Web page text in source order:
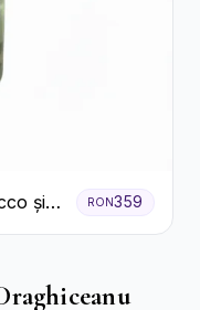
și
RON359